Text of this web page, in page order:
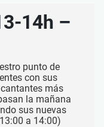
14h –
punto de
con sus
más
la mañana
sus nuevas
a 14:00)